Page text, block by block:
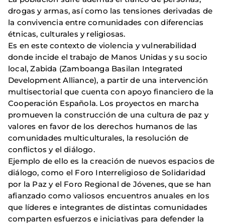
drogas y armas, así como las tensiones derivadas de
la convivencia entre comunidades con diferencias
étnicas, culturales y religiosas.
Es en este contexto de violencia y vulnerabilidad
donde incide el trabajo de Manos Unidas y su socio
local, Zabida (Zamboanga Basilan Integrated
Development Alliance), a partir de una intervención
multisectorial que cuenta con apoyo financiero de la
Cooperación Española. Los proyectos en marcha
promueven la construcción de una cultura de paz y
valores en favor de los derechos humanos de las
comunidades multiculturales, la resolución de
conflictos y el diálogo.
Ejemplo de ello es la creación de nuevos espacios de
diálogo, como el Foro Interreligioso de Solidaridad
por la Paz y el Foro Regional de Jóvenes, que se han
afianzado como valiosos encuentros anuales en los
que líderes e integrantes de distintas comunidades
comparten esfuerzos e iniciativas para defender la